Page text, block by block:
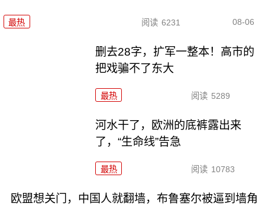
最热 阅读 6231 08-06
删去28字，扩军一整本！高市的
把戏骗不了东大
最热 阅读 5289
河水干了，欧洲的底裤露出来
了，“生命线”告急
最热 阅读 10783
欧盟想关门，中国人就翻墙，布鲁塞尔被逼到墙角